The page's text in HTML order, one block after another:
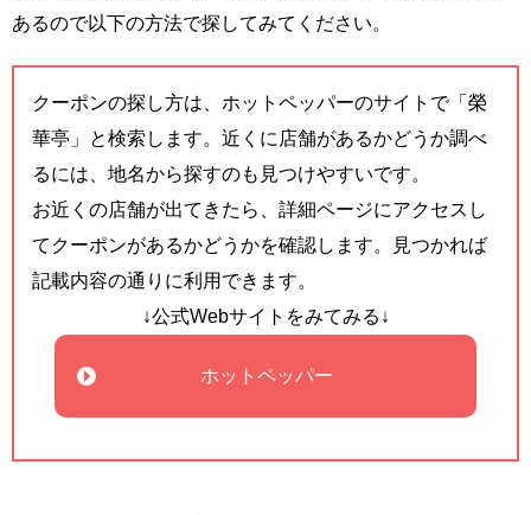
あるので以下の方法で探してみてください。
クーポンの探し方は、ホットペッパーのサイトで「榮
華亭」と検索します。近くに店舗があるかどうか調べ
るには、地名から探すのも見つけやすいです。
お近くの店舗が出てきたら、詳細ページにアクセスし
てクーポンがあるかどうかを確認します。見つかれば
記載内容の通りに利用できます。
↓公式Webサイトをみてみる↓
ホットペッパー